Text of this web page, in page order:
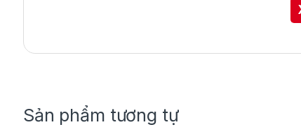
Sản phẩm tương tự